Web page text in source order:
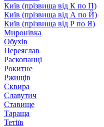
Київ (прізвища від К по П)
Київ (прізвища від А по Й)
Київ (прізвища від Р по Я)
Миронівка
Обухів
Переяслав
Раскопанці
Рокитне
Ржищів
Сквира
Славутич
Ставище
Тараща
Тетіїв